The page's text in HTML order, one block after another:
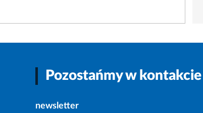
Pozostańmy w kontakcie
newsletter